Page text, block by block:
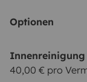
Optionen
Innenreinigung
40,00 € pro